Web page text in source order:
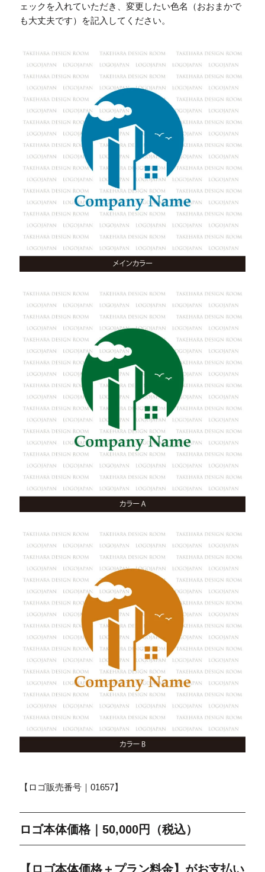
ェックを入れていただき、変更したい色名（おおまかで
も大丈夫です）を記入してください。
【ロゴ販売番号｜01657】
ロゴ本体価格｜50,000円（税込）
【ロゴ本体価格＋プラン料金】がお支払い